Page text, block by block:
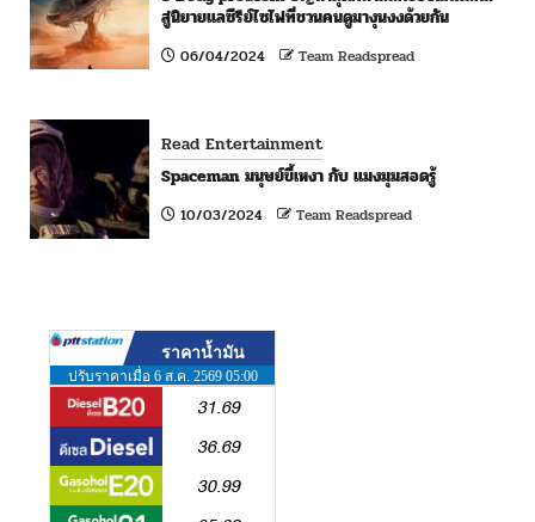
สู่นิยายแลซีรีย์ไซไฟที่ชวนคนดูมางุนงงด้วยกัน
06/04/2024 Team Readspread
Read Entertainment
Spaceman มนุษย์ขี้เหงา กับ แมงมุมสอดรู้
10/03/2024 Team Readspread